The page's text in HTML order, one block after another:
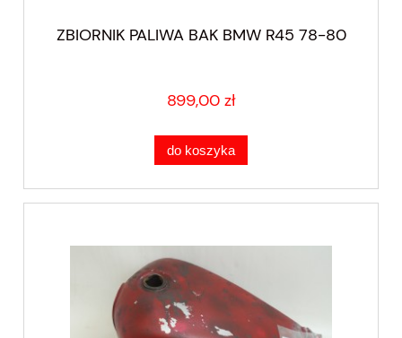
ZBIORNIK PALIWA BAK BMW R45 78-80
899,00 zł
do koszyka